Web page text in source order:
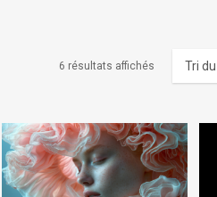
6 résultats affichés